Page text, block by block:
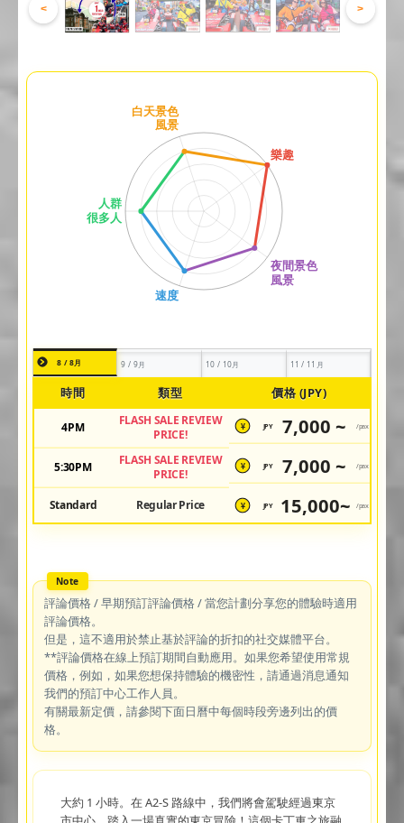
< >
8 / 8月 9 / 9月 10 / 10月 11 / 11月
時間 類型 價格 (JPY)
4PM
FLASH SALE REVIEW
PRICE!
¥ JPY 7,000 ~ /pax
5:30PM
FLASH SALE REVIEW
PRICE!
¥ JPY 7,000 ~ /pax
Standard Regular Price ¥ JPY 15,000~ /pax
評論價格 / 早期預訂評論價格 / 當您計劃分享您的體驗時適用
評論價格。
但是，這不適用於禁止基於評論的折扣的社交媒體平台。
**評論價格在線上預訂期間自動應用。如果您希望使用常規
價格，例如，如果您想保持體驗的機密性，請通過消息通知
我們的預訂中心工作人員。
有關最新定價，請參閱下面日曆中每個時段旁邊列出的價
格。
大約 1 小時。在 A2-S 路線中，我們將會駕駛經過東京